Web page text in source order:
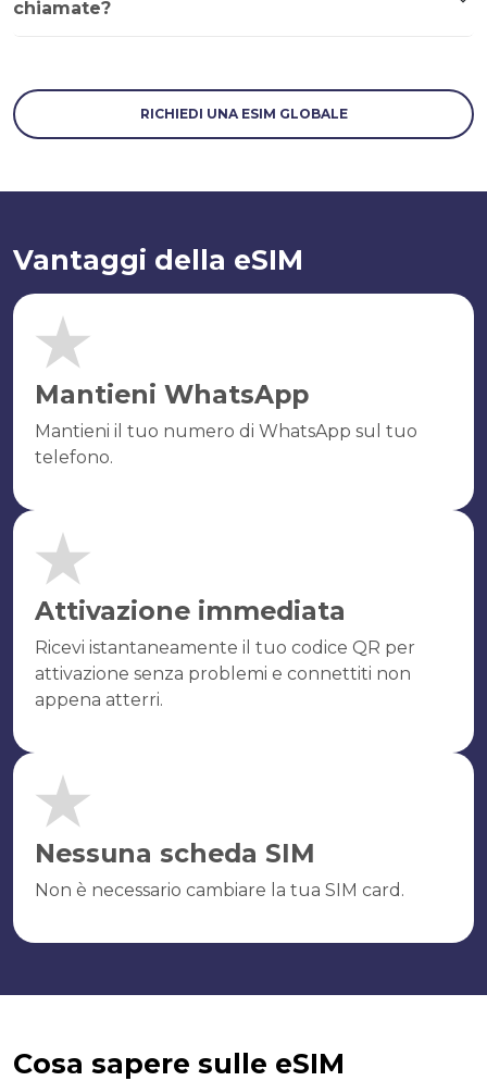
chiamate?
RICHIEDI UNA ESIM GLOBALE
Vantaggi della eSIM
Mantieni WhatsApp
Mantieni il tuo numero di WhatsApp sul tuo
telefono.
Attivazione immediata
Ricevi istantaneamente il tuo codice QR per
attivazione senza problemi e connettiti non
appena atterri.
Nessuna scheda SIM
Non è necessario cambiare la tua SIM card.
Cosa sapere sulle eSIM